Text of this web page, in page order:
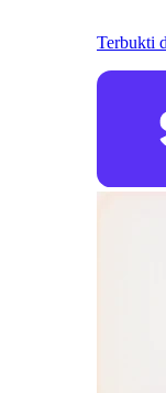
Terbukti